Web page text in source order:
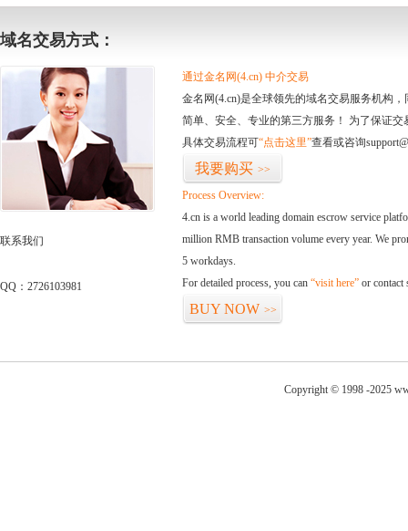
域名交易方式：
联系我们
QQ：2726103981
通过金名网(4.cn) 中介交易
金名网(4.cn)是全球领先的域名交易服务机构
简单、安全、专业的第三方服务！ 为了保证
具体交易流程可“点击这里”查看或咨询
我要购买 >>
Process Overview:
4.cn is a world leading domain escrow service
million RMB transaction volume every year. We
5 workdays.
For detailed process, you can “visit here” or contact
BUY NOW >>
Copyright © 1998 -2025